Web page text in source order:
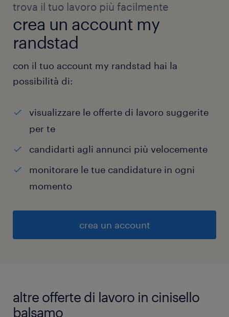
trova il tuo lavoro più facilmente
crea un account my
randstad
con il tuo account my randstad hai la
possibilità di:
visualizzare le offerte di lavoro suggerite
per te
candidarti agli annunci più velocemente
monitorare le tue candidature in ogni
momento
crea un account
altre offerte di lavoro in cinisello
balsamo